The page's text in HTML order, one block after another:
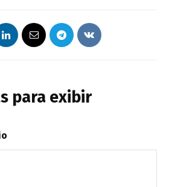
para exibir